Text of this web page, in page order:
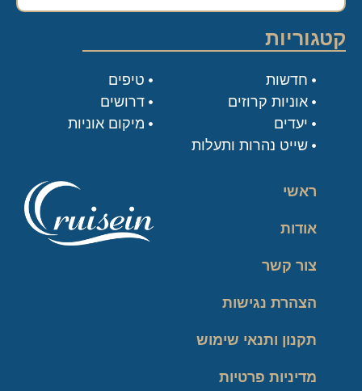
ראשי
אודות
צור קשר
הצהרת נגישות
תקנון ותנאי שימוש
מדיניות פרטיות
קטגוריות
טיפים
דרושים
מיקום אוניות
חדשות
אוניות קרוזים
יעדים
שייט נהרות ותעלות